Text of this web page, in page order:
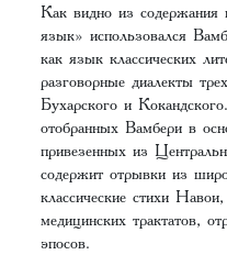
Как видно из содержания
язык» использовался
как язык классических
разговорные диалекты
Бухарского и
отобранных Вамбери в
привезенных из
содержит отрывки из
классические стихи
медицинских трактатов,
эпосов.